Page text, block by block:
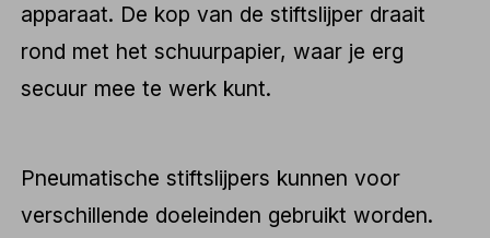
apparaat. De kop van de stiftslijper draait
rond met het schuurpapier, waar je erg
secuur mee te werk kunt.
Pneumatische stiftslijpers kunnen voor
verschillende doeleinden gebruikt worden.